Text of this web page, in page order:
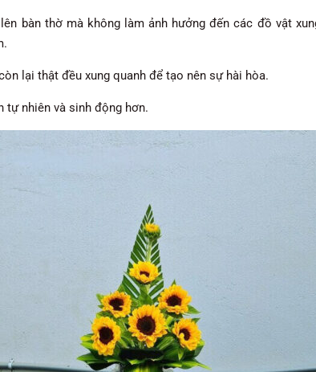
bàn thờ mà không làm ảnh hưởng đến các đồ vật
lại thật đều xung quanh để tạo nên sự hài hòa.
tự nhiên và sinh động hơn.